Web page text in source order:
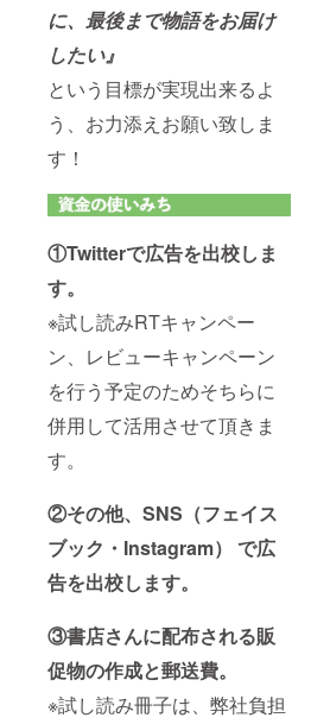
に、最後まで物語をお届け
したい』
という目標が実現出来るよ
う、お力添えお願い致しま
す！
①Twitterで広告を出校しま
す。
※試し読みRTキャンペー
ン、レビューキャンペーン
を行う予定のためそちらに
併用して活用させて頂きま
す。
②その他、SNS（フェイス
ブック・Instagram） で広
告を出校します。
③書店さんに配布される販
促物の作成と郵送費。
※試し読み冊子は、弊社負担